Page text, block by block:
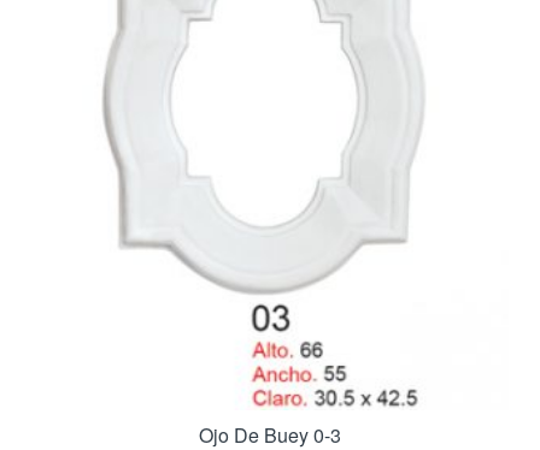
Ojo De Buey 0-3